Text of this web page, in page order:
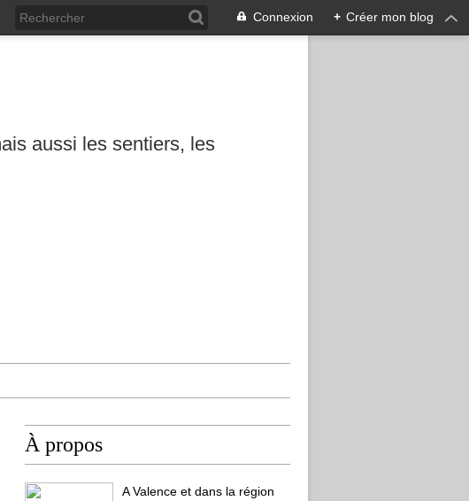
Connexion + Créer mon blog
aussi les sentiers, les
À propos
A Valence et dans la région